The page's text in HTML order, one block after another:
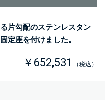
片勾配のステンレスタン
定座を付けました。
￥652,531 （税込）